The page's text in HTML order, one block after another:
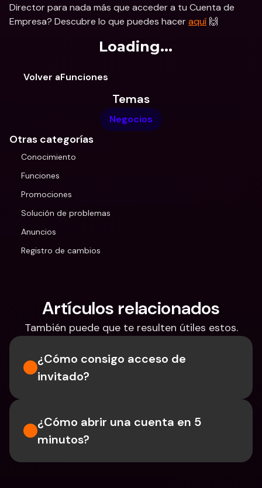
Director para nada más que acceder a tu Cuenta de
Empresa? Descubre lo que puedes hacer aquí 🙌
Loading...
Volver aFunciones
Temas
Negocios
Otras categorías
Conocimiento
Funciones
Promociones
Solución de problemas
Anuncios
Registro de cambios
Artículos relacionados
También puede que te resulten útiles estos.
¿Cómo consigo acceso de
invitado?
¿Cómo abrir una cuenta en 5
minutos?